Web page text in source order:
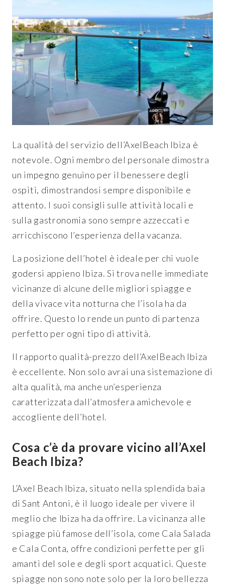
La qualità del servizio dell’AxelBeach Ibiza è
notevole. Ogni membro del personale dimostra
un impegno genuino per il benessere degli
ospiti, dimostrandosi sempre disponibile e
attento. I suoi consigli sulle attività locali e
sulla gastronomia sono sempre azzeccati e
arricchiscono l’esperienza della vacanza.
La posizione dell’hotel è ideale per chi vuole
godersi appieno Ibiza. Si trova nelle immediate
vicinanze di alcune delle migliori spiagge e
della vivace vita notturna che l’isola ha da
offrire. Questo lo rende un punto di partenza
perfetto per ogni tipo di attività.
Il rapporto qualità-prezzo dell’AxelBeach Ibiza
è eccellente. Non solo avrai una sistemazione di
alta qualità, ma anche un’esperienza
caratterizzata dall’atmosfera amichevole e
accogliente dell’hotel.
Cosa c’è da provare vicino all’Axel
Beach Ibiza?
L’Axel Beach Ibiza, situato nella splendida baia
di Sant Antoni, è il luogo ideale per vivere il
meglio che Ibiza ha da offrire. La vicinanza alle
spiagge più famose dell’isola, come Cala Salada
e Cala Conta, offre condizioni perfette per gli
amanti del sole e degli sport acquatici. Queste
spiagge non sono note solo per la loro bellezza